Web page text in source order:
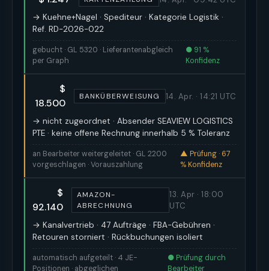
→ Kuehne+Nagel · Spediteur · Kategorie Logistik ·
Ref. RD-2026-022
gebucht · GL 5320 · Lieferantenabgleich
per Graph
● 91 %
Konfidenz
BANKÜBERWEISUNG 14. Apr. · 14:21 UTC
$
18.500
→ nicht zugeordnet · Absender SEAVIEW LOGISTICS
PTE · keine offene Rechnung innerhalb 5 % Toleranz
an Bearbeiter weitergeleitet · GL 2200
vorgeschlagen · Vorauszahlung
▲ Prüfung · 67
% Konfidenz
AMAZON-
ABRECHNUNG
13. Apr · 18:00
UTC
$
92.140
→ Kanalvertrieb · 47 Aufträge · FBA-Gebühren ·
Retouren storniert · Rückbuchungen isoliert
automatisch aufgeteilt · 4 JE-
Positionen · abgeglichen
● Prüfung durch
Bearbeiter